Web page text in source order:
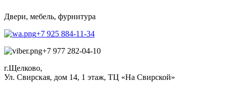
Двери, мебель, фурнитура
+7 925 884-11-34
+7 977 282-04-10
г.Щелково,
Ул. Свирская, дом 14, 1 этаж, ТЦ «На Свирской»